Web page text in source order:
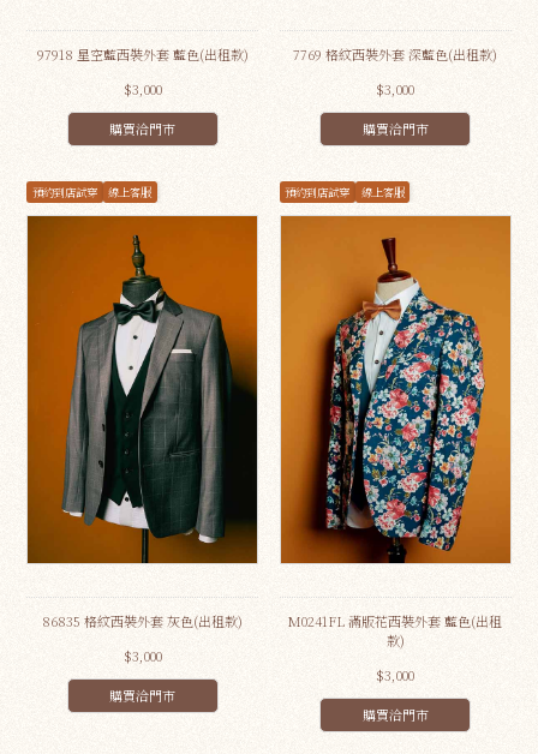
97918 星空藍西裝外套 藍色(出租款)
$3,000
購買洽門市
7769 格紋西裝外套 深藍色(出租款)
$3,000
購買洽門市
預約到店試穿 線上客服
86835 格紋西裝外套 灰色(出租款)
$3,000
購買洽門市
預約到店試穿 線上客服
M0241FL 滿版花西裝外套 藍色(出租
款)
$3,000
購買洽門市